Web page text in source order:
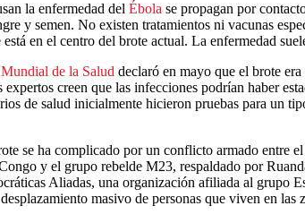
la enfermedad del Ébola se propagan por
y semen. No existen tratamientos ni vacunas
en el centro del brote actual. La enfermedad
de la Salud declaró en mayo que el brote
creen que las infecciones podrían haber
de salud inicialmente hicieron pruebas para un
se ha complicado por un conflicto armado entre
y el grupo rebelde M23, respaldado por
Aliadas, una organización afiliada al grupo
masivo de personas que viven en las